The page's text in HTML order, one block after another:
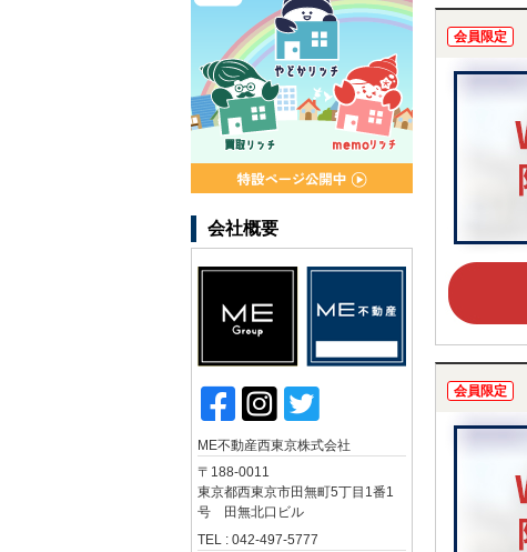
会員限定
会員限定
会社概要
ME不動産西東京株式会社
〒188-0011
東京都西東京市田無町5丁目1番1
号 田無北口ビル
TEL : 042-497-5777